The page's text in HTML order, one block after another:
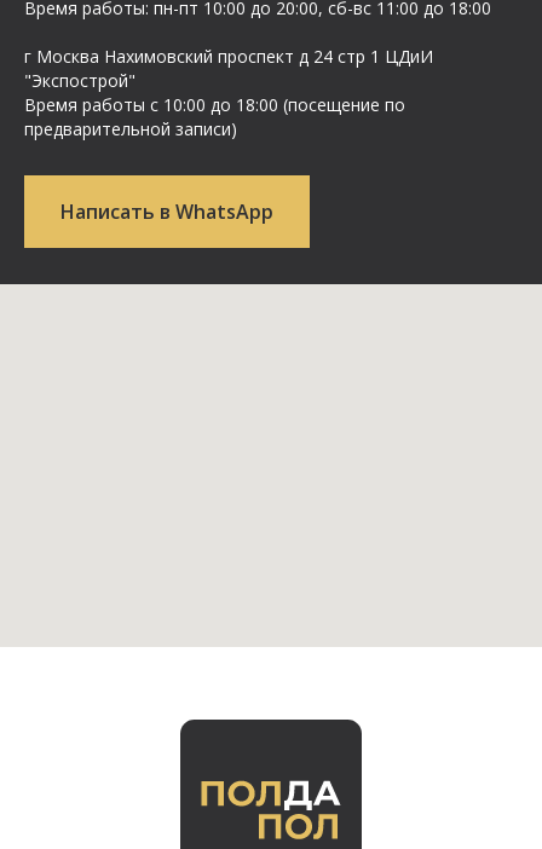
Время работы: пн-пт 10:00 до 20:00, сб-вс 11:00 до 18:00
г Москва Нахимовский проспект д 24 стр 1 ЦДиИ
"Экспострой"
Время работы с 10:00 до 18:00 (посещение по
предварительной записи)
Написать в WhatsApp